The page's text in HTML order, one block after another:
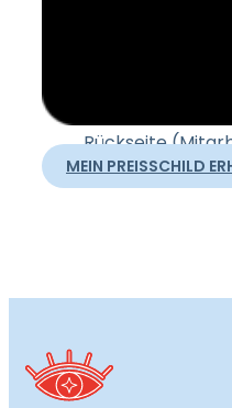
Rückseite
MEIN PREISSCHILD